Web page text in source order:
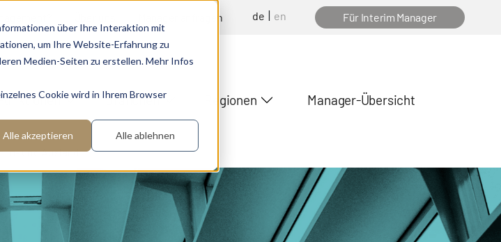
über Ihre Interaktion mit
um Ihre Website-Erfahrung zu
Medien-Seiten zu erstellen. Mehr Infos
Cookie wird in Ihrem Browser
Alle akzeptieren Alle ablehnen
Manager anfragen de en Für Interim Manager
Branchen Regionen Manager-Übersicht
In- und Ausland